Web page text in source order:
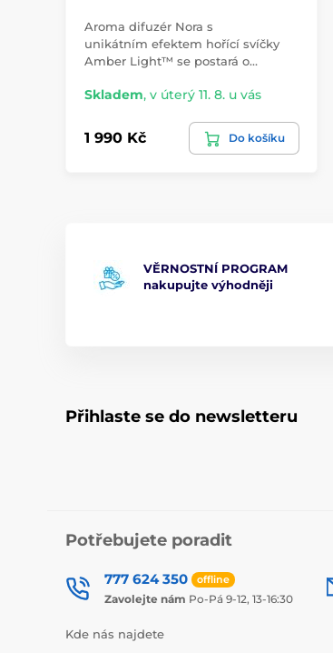
Aroma difuzér Nora s
unikátním efektem hořící svíčky
Amber Light™ se postará o…
Skladem, v úterý 11. 8. u vás
1 990 Kč Do košíku
VĚRNOSTNÍ PROGRAM
nakupujte výhodněji
Přihlaste se do newsletteru
Potřebujete poradit
777 624 350 offline
Zavolejte nám Po-Pá 9-12, 13-16:30
Kde nás najdete